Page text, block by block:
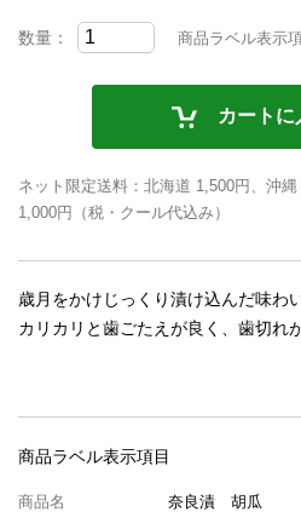
数量： 商品ラベル表示
カートに
ネット限定送料：北海道 1,500円、沖
1,000円（税・クール代込み）
歳月をかけじっくり漬け込んだ味わ
カリカリと歯ごたえが良く、歯切れ
商品ラベル表示項目
商品名 奈良漬 胡瓜